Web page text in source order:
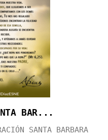
BAR...
SANTA BARBARA